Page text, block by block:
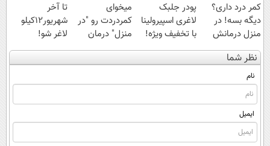
کمر درد داری؟
دیگه بسه! در
منزل درمانش
کن
(◀پرسش‌نامه)
پودر جلبک
لاغری اسپیرولینا
با تخفیف ویژه!
قوی ترین
چربیسوز جهان
میخوای
کمردردت رو "در
منزل" درمان
کنی؟ (◂فیلم +
◂پرسش‌نامه)
تا آخر
شهریور12کیلو
لاغر شو!
نظر شما
نام
ایمیل